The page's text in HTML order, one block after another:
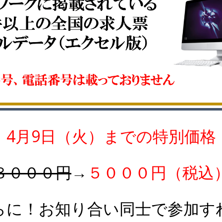
4月9日（火）までの特別価格
０００円→ ５０００円（税込
に！お知り合い同士で参加す